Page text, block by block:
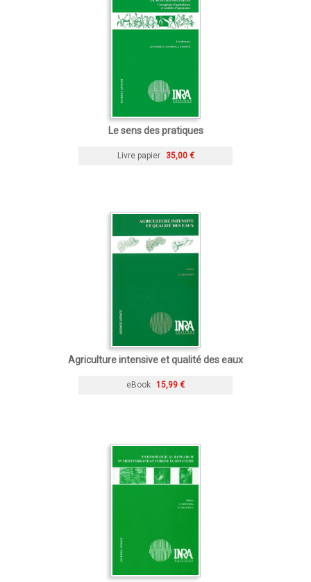
Le sens des pratiques
Livre papier 35,00 €
Agriculture intensive et qualité des eaux
eBook 15,99 €